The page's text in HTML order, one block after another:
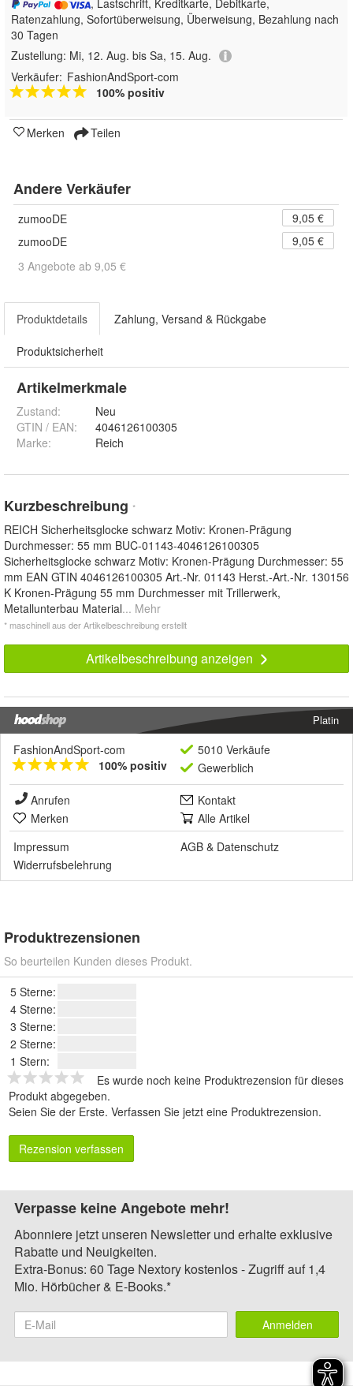
, Lastschrift, Kreditkarte, Debitkarte,
Ratenzahlung, Sofortüberweisung, Überweisung, Bezahlung nach
30 Tagen
Zustellung: Mi, 12. Aug. bis Sa, 15. Aug.
Verkäufer: FashionAndSport-com
100% positiv
Merken Teilen
Andere Verkäufer
zumooDE
9,05 €
zumooDE
9,05 €
3 Angebote ab 9,05 €
Produktdetails Zahlung, Versand & Rückgabe
Produktsicherheit
Artikelmerkmale
Zustand:
Neu
GTIN / EAN:
4046126100305
Marke:
Reich
Kurzbeschreibung *
REICH Sicherheitsglocke schwarz Motiv: Kronen-Prägung
Durchmesser: 55 mm BUC-01143-4046126100305
Sicherheitsglocke schwarz Motiv: Kronen-Prägung Durchmesser: 55
mm EAN GTIN 4046126100305 Art.-Nr. 01143 Herst.-Art.-Nr. 130156
K Kronen-Prägung 55 mm Durchmesser mit Trillerwerk,
Metallunterbau Material... Mehr
* maschinell aus der Artikelbeschreibung erstellt
Artikelbeschreibung anzeigen
Platin
FashionAndSport-com
100% positiv
5010 Verkäufe
Gewerblich
Anrufen
Kontakt
Merken
Alle Artikel
Impressum
AGB & Datenschutz
Widerrufsbelehrung
Produktrezensionen
So beurteilen Kunden dieses Produkt.
5 Sterne:
4 Sterne:
3 Sterne:
2 Sterne:
1 Stern:
Es wurde noch keine Produktrezension für dieses
Produkt abgegeben.
Seien Sie der Erste. Verfassen Sie jetzt eine Produktrezension.
Rezension verfassen
Verpasse keine Angebote mehr!
Abonniere jetzt unseren Newsletter und erhalte exklusive
Rabatte und Neuigkeiten.
Extra-Bonus: 60 Tage Nextory kostenlos - Zugriff auf 1,4
Mio. Hörbücher & E-Books.*
Anmelden